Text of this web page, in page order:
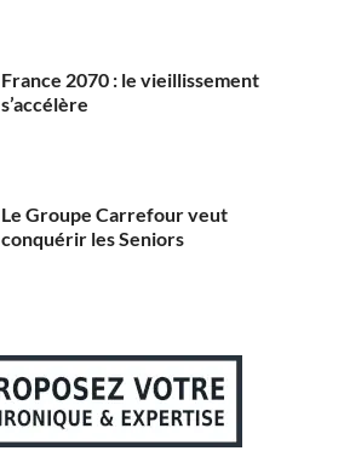
France 2070 : le vieillissement
s’accélère
Le Groupe Carrefour veut
conquérir les Seniors